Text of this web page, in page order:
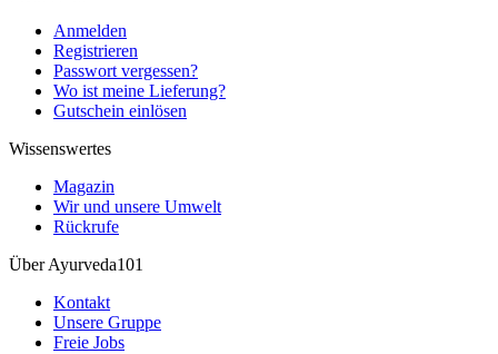
Anmelden
Registrieren
Passwort vergessen?
Wo ist meine Lieferung?
Gutschein einlösen
Wissenswertes
Magazin
Wir und unsere Umwelt
Rückrufe
Über Ayurveda101
Kontakt
Unsere Gruppe
Freie Jobs